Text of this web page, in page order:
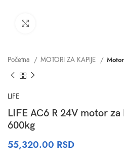
Početna MOTORI ZA KAPIJE
LIFE
LIFE AC6 R 24V motor
600kg
55,320.00 RSD